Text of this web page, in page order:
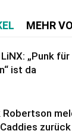
MEHR
LiNX: „Punk
ist da
Robertson
zurück